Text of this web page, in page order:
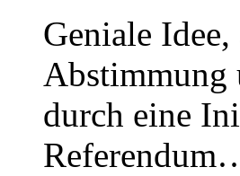
Geniale
Abstimmung
durch eine